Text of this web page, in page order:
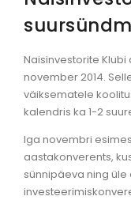
Naisinvestorite
november 2014.
väiksematele
kalendris ka 1-2
Iga novembri
aastakonverents,
sünnipäeva ning üle